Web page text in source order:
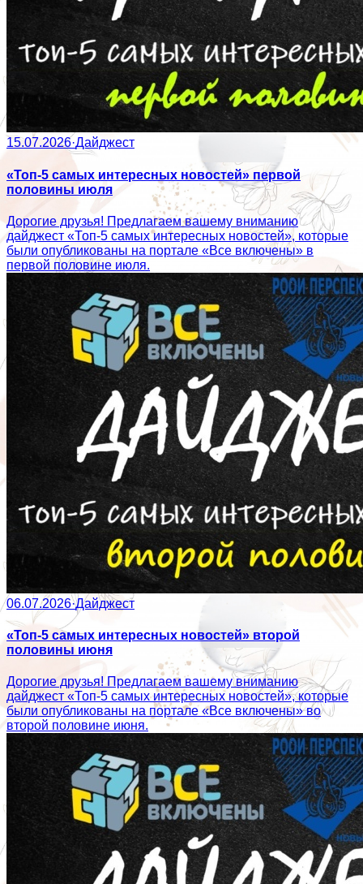
15.07.2026·Дайджест
«Топ-5 самых интересных новостей» первой
половины июля
Дорогие друзья! Предлагаем вашему вниманию
дайджест «Топ-5 самых интересных новостей», которые
были опубликованы на портале «Все включены» в
первой половине июля.
06.07.2026·Дайджест
«Топ-5 самых интересных новостей» второй
половины июня
Дорогие друзья! Предлагаем вашему вниманию
дайджест «Топ-5 самых интересных новостей», которые
были опубликованы на портале «Все включены» во
второй половине июня.